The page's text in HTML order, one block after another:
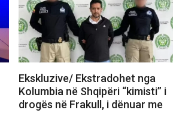
Ekskluzive/ Ekstradohet nga
Kolumbia në Shqipëri “kimisti” i
drogës në Frakull, i dënuar me